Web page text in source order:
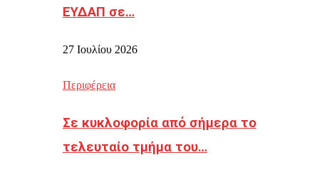
ΕΥΔΑΠ σε…
27 Ιουλίου 2026
Περιφέρεια
Σε κυκλοφορία από σήμερα το
τελευταίο τμήμα του…